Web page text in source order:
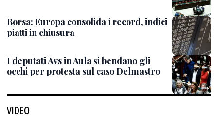
Borsa: Europa consolida i record, indici
piatti in chiusura
I deputati Avs in Aula si bendano gli
occhi per protesta sul caso Delmastro
VIDEO